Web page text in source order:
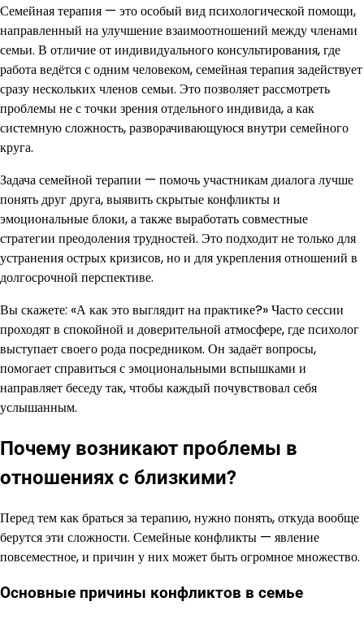
Семейная терапия — это особый вид психологической помощи,
направленный на улучшение взаимоотношений между членами
семьи. В отличие от индивидуального консультирования, где
работа ведётся с одним человеком, семейная терапия задействует
сразу нескольких членов семьи. Это позволяет рассмотреть
проблемы не с точки зрения отдельного индивида, а как
системную сложность, разворачивающуюся внутри семейного
круга.
Задача семейной терапии — помочь участникам диалога лучше
понять друг друга, выявить скрытые конфликты и
эмоциональные блоки, а также выработать совместные
стратегии преодоления трудностей. Это подходит не только для
устранения острых кризисов, но и для укрепления отношений в
долгосрочной перспективе.
Вы скажете: «А как это выглядит на практике?» Часто сессии
проходят в спокойной и доверительной атмосфере, где психолог
выступает своего рода посредником. Он задаёт вопросы,
помогает справиться с эмоциональными вспышками и
направляет беседу так, чтобы каждый почувствовал себя
услышанным.
Почему возникают проблемы в
отношениях с близкими?
Перед тем как браться за терапию, нужно понять, откуда вообще
берутся эти сложности. Семейные конфликты — явление
повсеместное, и причин у них может быть огромное множество.
Основные причины конфликтов в семье